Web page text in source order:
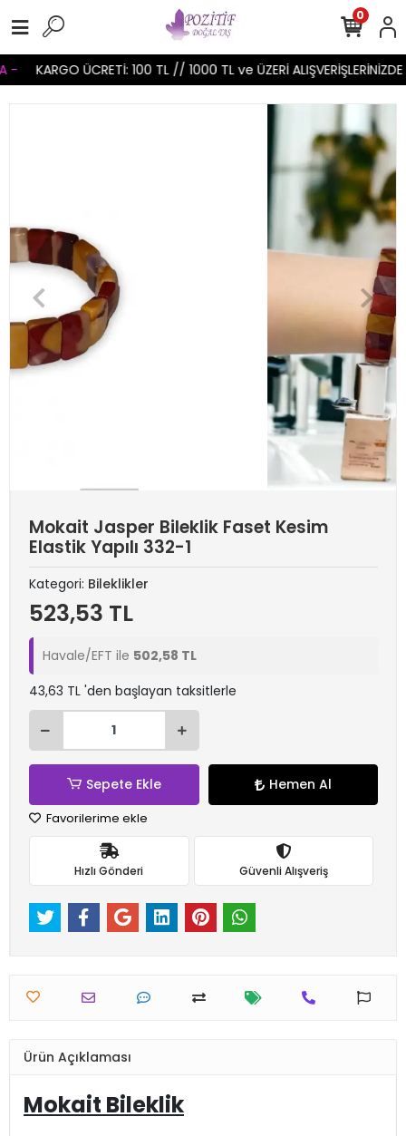
KARGO ÜCRETİ: 100 TL // 1000 TL ve ÜZERİ ALIŞVERİŞLERİNİZDE
0
Mokait Jasper Bileklik Faset Kesim
Elastik Yapılı 332-1
Kategori: Bileklikler
523,53 TL
Havale/EFT ile 502,58 TL
43,63 TL 'den başlayan taksitlerle
Sepete Ekle Hemen Al
Favorilerime ekle
Hızlı Gönderi Güvenli Alışveriş
Ürün Açıklaması
Mokait Bileklik